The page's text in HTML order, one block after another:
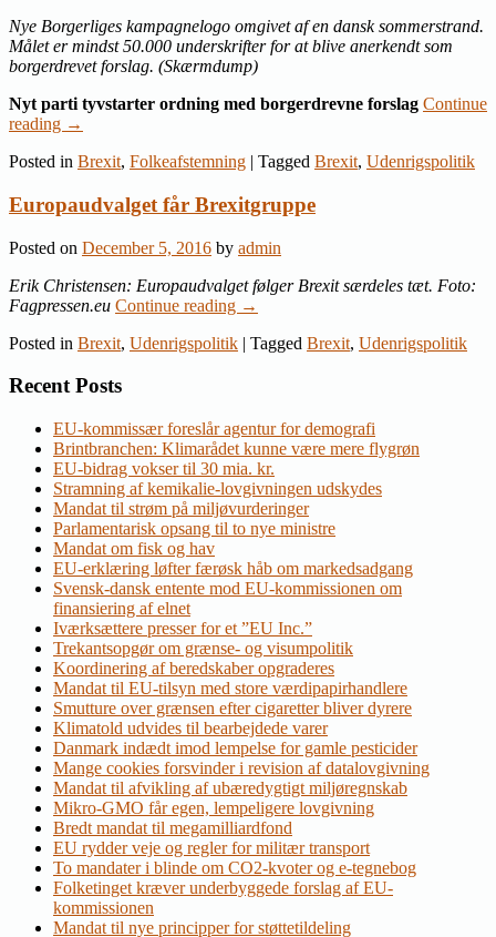
Nye Borgerliges kampagnelogo omgivet af en dansk sommerstrand.
Målet er mindst 50.000 underskrifter for at blive anerkendt som
borgerdrevet forslag. (Skærmdump)
Nyt parti tyvstarter ordning med borgerdrevne forslag Continue
reading →
Posted in Brexit, Folkeafstemning | Tagged Brexit, Udenrigspolitik
Europaudvalget får Brexitgruppe
Posted on December 5, 2016 by admin
Erik Christensen: Europaudvalget følger Brexit særdeles tæt. Foto:
Fagpressen.eu Continue reading →
Posted in Brexit, Udenrigspolitik | Tagged Brexit, Udenrigspolitik
Recent Posts
EU-kommissær foreslår agentur for demografi
Brintbranchen: Klimarådet kunne være mere flygrøn
EU-bidrag vokser til 30 mia. kr.
Stramning af kemikalie-lovgivningen udskydes
Mandat til strøm på miljøvurderinger
Parlamentarisk opsang til to nye ministre
Mandat om fisk og hav
EU-erklæring løfter færøsk håb om markedsadgang
Svensk-dansk entente mod EU-kommissionen om
finansiering af elnet
Iværksættere presser for et ”EU Inc.”
Trekantsopgør om grænse- og visumpolitik
Koordinering af beredskaber opgraderes
Mandat til EU-tilsyn med store værdipapirhandlere
Smutture over grænsen efter cigaretter bliver dyrere
Klimatold udvides til bearbejdede varer
Danmark indædt imod lempelse for gamle pesticider
Mange cookies forsvinder i revision af datalovgivning
Mandat til afvikling af ubæredygtigt miljøregnskab
Mikro-GMO får egen, lempeligere lovgivning
Bredt mandat til megamilliardfond
EU rydder veje og regler for militær transport
To mandater i blinde om CO2-kvoter og e-tegnebog
Folketinget kræver underbyggede forslag af EU-
kommissionen
Mandat til nye principper for støttetildeling